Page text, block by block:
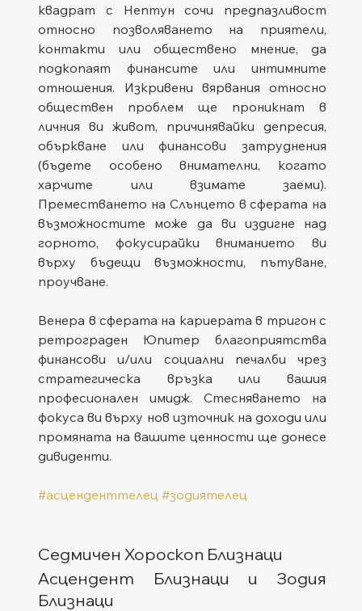
квадрат с Нептун сочи предпазливост
относно позволяването на приятели,
контакти или обществено мнение, да
подкопаят финансите или интимните
отношения. Изкривени вярвания относно
обществен проблем ще проникнат в
личния ви живот, причинявайки депресия,
объркване или финансови затруднения
(бъдете особено внимателни, когато
харчите или взимате заеми).
Преместването на Слънцето в сферата на
възможностите може да ви издигне над
горното, фокусирайки вниманието ви
върху бъдещи възможности, пътуване,
проучване.
Венера в сферата на кариерата в тригон с
ретрограден Юпитер благоприятства
финансови и/или социални печалби чрез
стратегическа връзка или вашия
професионален имидж. Стесняването на
фокуса ви върху нов източник на доходи или
промяната на вашите ценности ще донесе
дивиденти.
#асценденттелец #зодиятелец
Седмичен Хороскоп Близнаци
Асцендент Близнаци и Зодия
Близнаци